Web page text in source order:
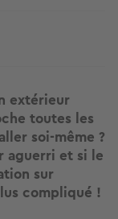
extérieur
toutes les
soi-même ?
aguerri et si le
sur
compliqué !